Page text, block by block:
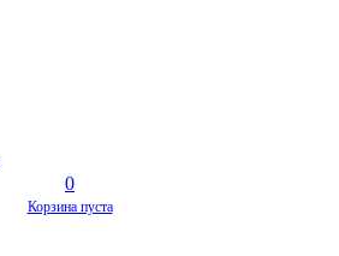
0
Корзина пуста